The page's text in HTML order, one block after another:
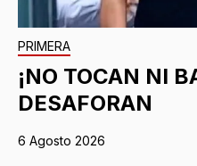
PRIMERA
¡NO TOCAN NI
DESAFORAN
6 Agosto 2026